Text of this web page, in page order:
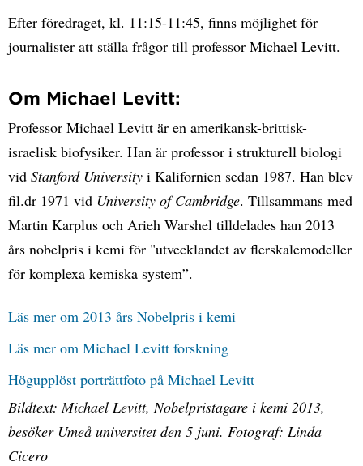
Efter föredraget, kl. 11:15-11:45, finns möjlighet för
journalister att ställa frågor till professor Michael Levitt.
Om Michael Levitt:
Professor Michael Levitt är en amerikansk-brittisk-
israelisk biofysiker. Han är professor i strukturell biologi
vid Stanford University i Kalifornien sedan 1987. Han blev
fil.dr 1971 vid University of Cambridge. Tillsammans med
Martin Karplus och Arieh Warshel tilldelades han 2013
års nobelpris i kemi för "utvecklandet av flerskalemodeller
för komplexa kemiska system”.
Läs mer om 2013 års Nobelpris i kemi
Läs mer om Michael Levitt forskning
Högupplöst porträttfoto på Michael Levitt
Bildtext: Michael Levitt, Nobelpristagare i kemi 2013,
besöker Umeå universitet den 5 juni. Fotograf: Linda
Cicero